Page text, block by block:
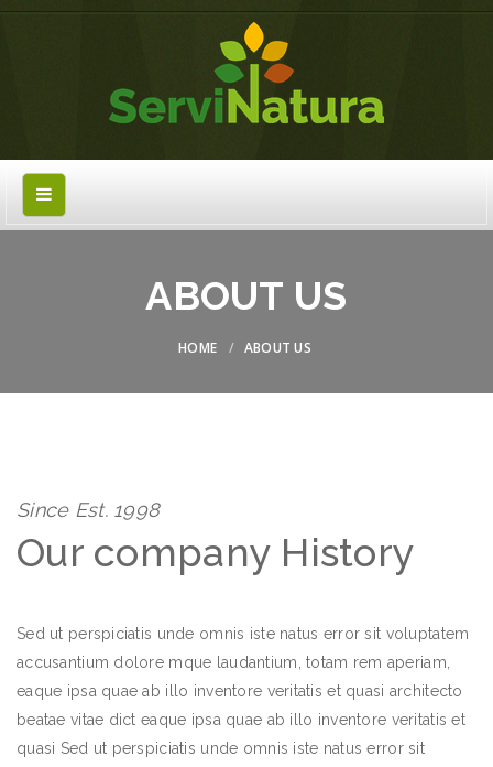
ABOUT US
HOME ABOUT US
Since Est. 1998
Our company History
Sed ut perspiciatis unde omnis iste natus error sit voluptatem
accusantium dolore mque laudantium, totam rem aperiam,
eaque ipsa quae ab illo inventore veritatis et quasi architecto
beatae vitae dict eaque ipsa quae ab illo inventore veritatis et
quasi Sed ut perspiciatis unde omnis iste natus error sit